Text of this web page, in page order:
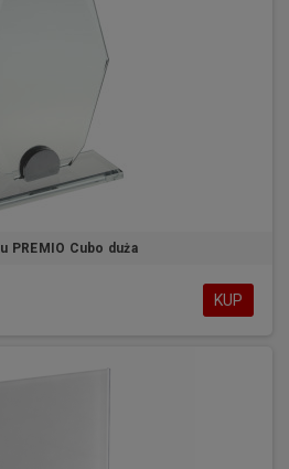
PREMIO Cubo duża
KUP